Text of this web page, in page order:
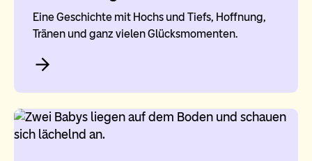
Eine Geschichte mit Hochs und Tiefs, Hoffnung,
Tränen und ganz vielen Glücksmomenten.